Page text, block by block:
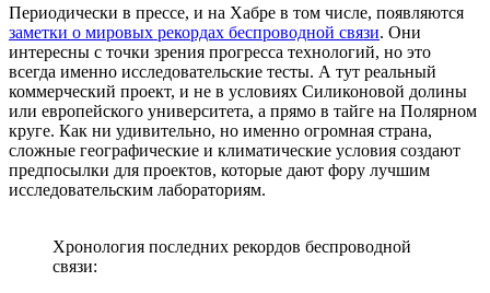
Периодически в прессе, и на Хабре в том числе, появляются
заметки о мировых рекордах беспроводной связи. Они
интересны с точки зрения прогресса технологий, но это
всегда именно исследовательские тесты. А тут реальный
коммерческий проект, и не в условиях Силиконовой долины
или европейского университета, а прямо в тайге на Полярном
круге. Как ни удивительно, но именно огромная страна,
сложные географические и климатические условия создают
предпосылки для проектов, которые дают фору лучшим
исследовательским лабораториям.
Хронология последних рекордов беспроводной
связи: